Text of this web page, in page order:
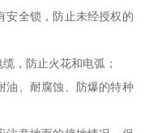
安全锁，防止未经授权的
，防止火花和电弧；
油、耐腐蚀、防爆的特种